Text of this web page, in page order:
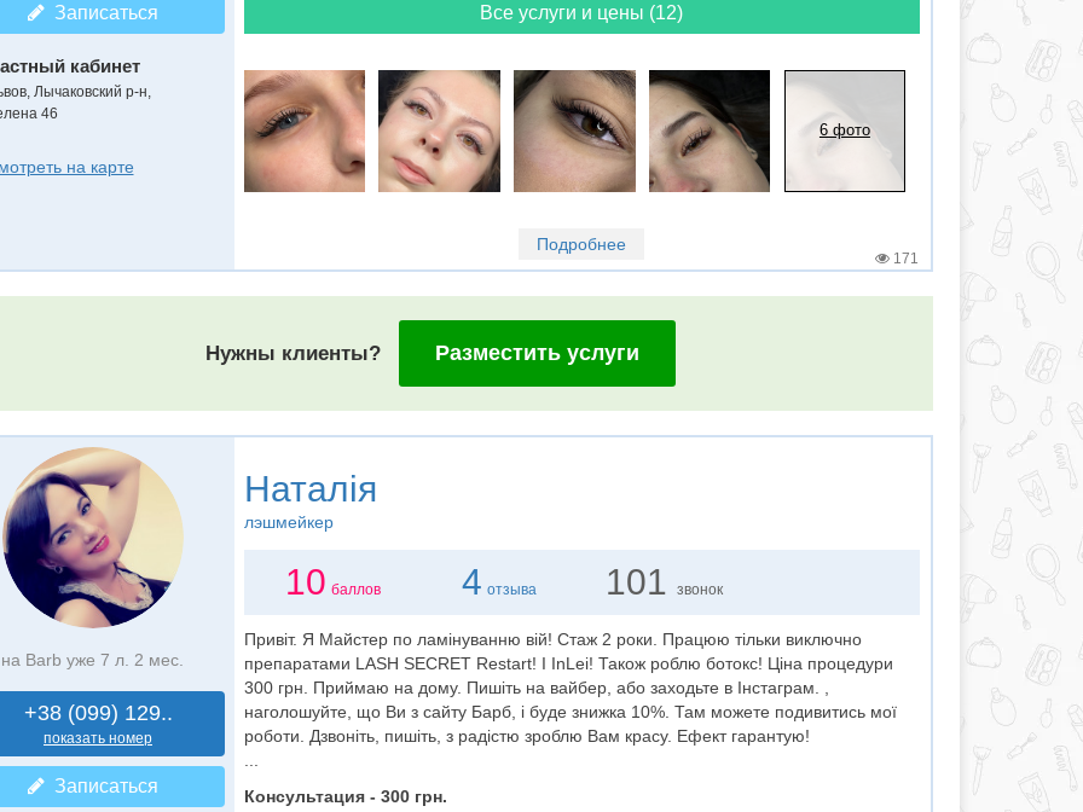
Записаться
кабинет
Лычаковский р-н,
46
на карте
Все услуги и цены (12)
6 фото
Подробнее
171
Нужны клиенты? Разместить услуги
на Barb уже 7 л. 2 мес.
+38 (099) 129..
показать номер
Записаться
Наталія
лэшмейкер
10 баллов 4 отзыва 101 звонок
Привіт. Я Майстер по ламінуванню вій! Стаж 2 роки. Працюю тільки виключно
препаратами LASH SECRET Restart! І InLei! Також роблю ботокс! Ціна процедури
300 грн. Приймаю на дому. Пишіть на вайбер, або заходьте в Інстаграм. ,
наголошуйте, що Ви з сайту Барб, і буде знижка 10%. Там можете подивитись мої
роботи. Дзвоніть, пишіть, з радістю зроблю Вам красу. Ефект гарантую!
Консультация - 300 грн.